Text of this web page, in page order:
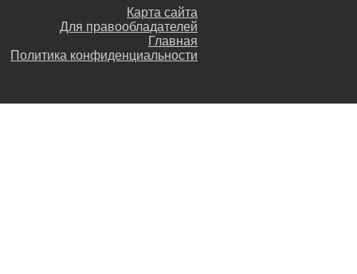
Карта сайта
Для правообладателей
Главная
Политика конфиденциальности